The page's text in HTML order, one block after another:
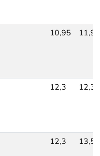
10,95 11,93
12,3 12,30
12,3 13,53